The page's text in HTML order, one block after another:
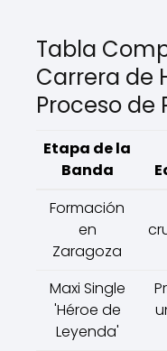
Tabla
Carrera de
Proceso de
Etapa de la
Banda
Formación
en
Zaragoza
Maxi Single
'Héroe de
Leyenda'